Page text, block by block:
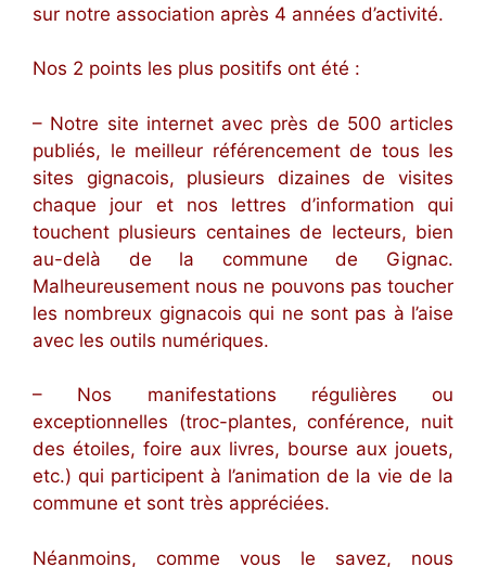
sur notre association après 4 années d’activité.
Nos 2 points les plus positifs ont été :
– Notre site internet avec près de 500 articles
publiés, le meilleur référencement de tous les
sites gignacois, plusieurs dizaines de visites
chaque jour et nos lettres d’information qui
touchent plusieurs centaines de lecteurs, bien
au-delà de la commune de Gignac.
Malheureusement nous ne pouvons pas toucher
les nombreux gignacois qui ne sont pas à l’aise
avec les outils numériques.
– Nos manifestations régulières ou
exceptionnelles (troc-plantes, conférence, nuit
des étoiles, foire aux livres, bourse aux jouets,
etc.) qui participent à l’animation de la vie de la
commune et sont très appréciées.
Néanmoins, comme vous le savez, nous